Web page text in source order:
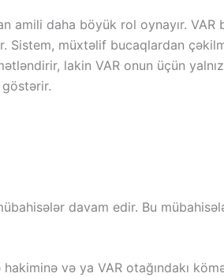
daha böyük rol oynayır.
Sistem, müxtəlif bucaqlardan
lakin VAR onun üçün
göstərir.
davam edir. Bu
hakiminə və ya VAR otağındakı